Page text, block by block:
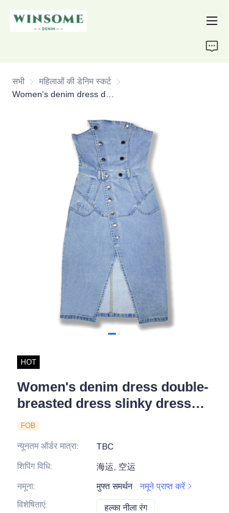
सभी महिलाओं की डेनिम स्कर्ट महिलाओं की डेनिम स्कर्ट
HOT
Women's denim dress double-
breasted dress slinky dress
custom denim dress
FOB
न्यूनतम ऑर्डर मात्रा:
TBC
शिपिंग विधि:
海运, 空运
नमूना: मुफ्त समर्थन
नमूने प्राप्त करें
विशेषिताएं: हल्का नीला रंग
Products